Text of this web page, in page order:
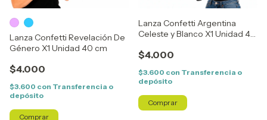
Lanza Confetti Revelación De
Género X1 Unidad 40 cm
$4.000
$3.600 con Transferencia o
depósito
Comprar
Lanza Confetti Argentina
Celeste y Blanco X1 Unidad 40
$4.000
$3.600 con Transferencia o
depósito